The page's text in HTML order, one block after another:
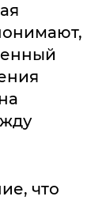
что